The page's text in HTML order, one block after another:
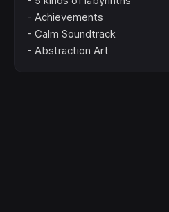
- Achievements
- Calm Soundtrack
- Abstraction Art